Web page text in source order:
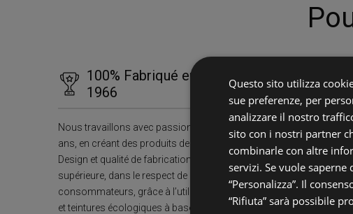
100% Fabriqué en Italie depuis
1966
Nous travaillons avec passion depuis plus de 60
ans, en créant des produits de design durables.
Design et qualité de fabrication italienne
supérieure, dans le respect de la santé des
consommateurs, grâce à l’utilisation de peintures
et teintures écologiques à base d’eau pour notre
Questo sito utilizza
sue preferenze, per
analizzare il nostro
sito con i nostri partner
combinarle con altre
servizi. Se vuole
“Personalizza”. Il
“Rifiuta” sarà possibile